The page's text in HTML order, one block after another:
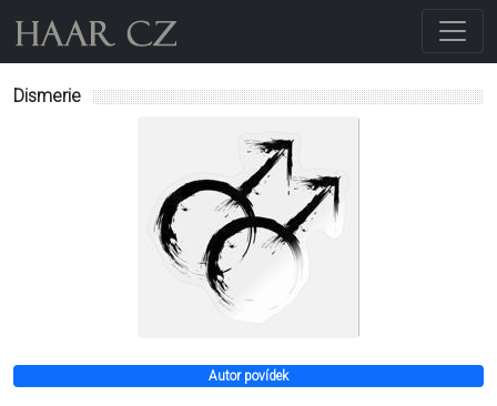
Dismerie
Autor povídek